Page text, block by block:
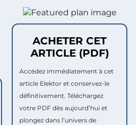
ACHETER CET
ARTICLE (PDF)
Accédez immédiatement à cet
article Elektor et conservez-le
définitivement. Téléchargez
votre PDF dès aujourd’hui et
plongez dans l’univers de